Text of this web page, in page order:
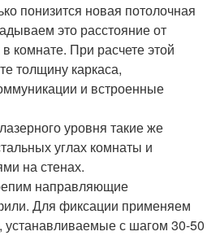
понизится новая потолочная
это расстояние от
в комнате. При расчете этой
толщину каркаса,
и встроенные
уровня такие же
углах комнаты и
на стенах.
направляющие
Для фиксации применяем
с шагом 30-50